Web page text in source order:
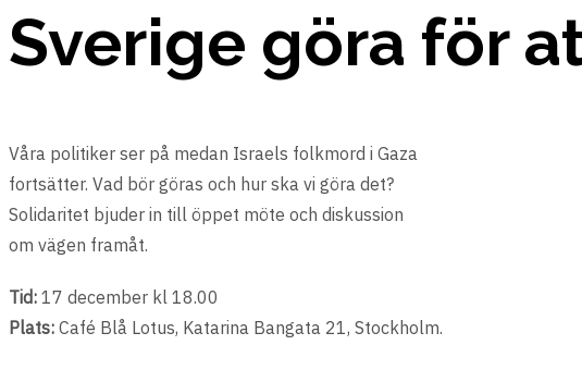
Sverige göra för
Våra politiker ser på medan Israels folkmord i Gaza
fortsätter. Vad bör göras och hur ska vi göra det?
Solidaritet bjuder in till öppet möte och diskussion
om vägen framåt.
Tid: 17 december kl 18.00
Plats: Café Blå Lotus, Katarina Bangata 21, Stockholm.